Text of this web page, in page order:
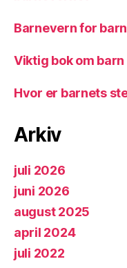
Barnevern for
Viktig bok om
Hvor er barnets
Arkiv
juli 2026
juni 2026
august 2025
april 2024
juli 2022